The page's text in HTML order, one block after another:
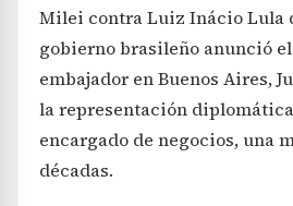
Milei contra Luiz Inácio Lula
gobierno brasileño anunció
embajador en Buenos Aires,
la representación
encargado de negocios, una
décadas.